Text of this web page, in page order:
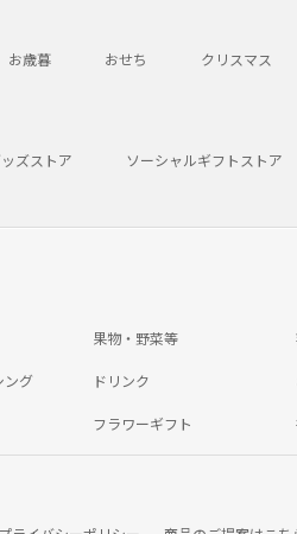
お歳暮 おせち クリスマス
ズストア ソーシャルギフトストア
果物・野菜等
ング ドリンク
フラワーギフト